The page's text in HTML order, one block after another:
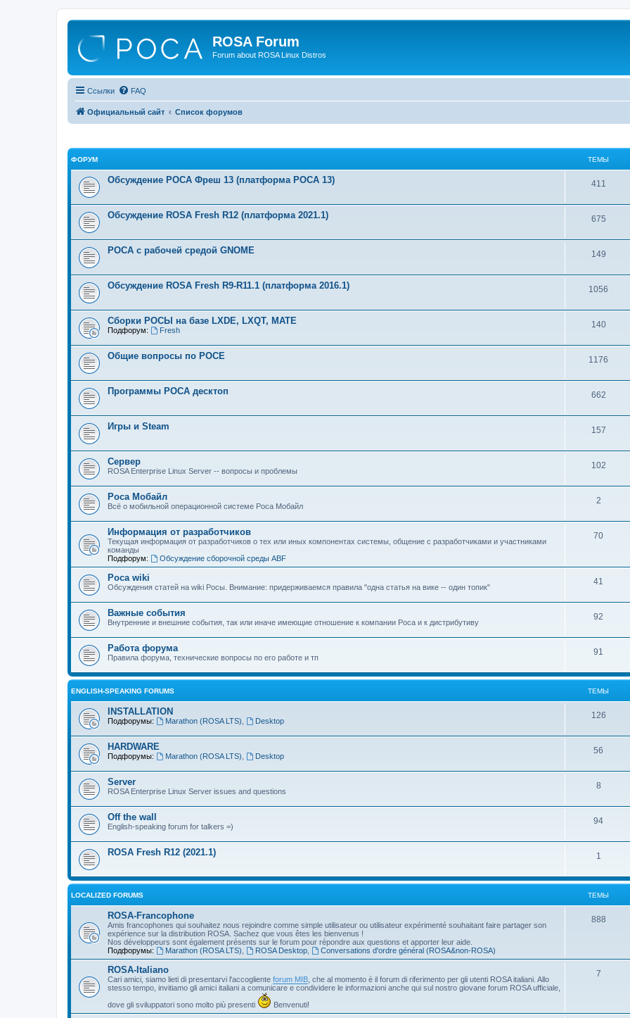
ROSA Forum
Forum about ROSA Linux Distros
Ссылки FAQ
Официальный сайт Список форумов
ФОРУМ ТЕМЫ
Обсуждение РОСА Фреш 13 (платформа РОСА 13) 411
Обсуждение ROSA Fresh R12 (платформа 2021.1) 675
РОСА с рабочей средой GNOME 149
Обсуждение ROSA Fresh R9-R11.1 (платформа 2016.1) 1056
Сборки РОСЫ на базе LXDE, LXQT, MATE
Подфорум: Fresh
140
Общие вопросы по РОСЕ 1176
Программы РОСА десктоп 662
Игры и Steam 157
Сервер
ROSA Enterprise Linux Server -- вопросы и проблемы
102
Роса Мобайл
Всё о мобильной операционной системе Роса Мобайл
2
Информация от разработчиков
Текущая информация от разработчиков о тех или иных компонентах системы, общение с разработчиками и участниками
команды
Подфорум:
Обсуждение сборочной среды ABF
70
Роса wiki
Обсуждения статей на wiki Росы. Внимание: придерживаемся правила "одна статья на вике -- один топик"
41
Важные события
Внутренние и внешние события, так или иначе имеющие отношение к компании Роса и к дистрибутиву
92
Работа форума
Правила форума, технические вопросы по его работе и тп
91
ENGLISH-SPEAKING FORUMS ТЕМЫ
INSTALLATION
Подфорумы: Marathon (ROSA LTS) Desktop
126
HARDWARE
Подфорумы: Marathon (ROSA LTS) Desktop
56
Server
ROSA Enterprise Linux Server issues and questions
8
Off the wall
English-speaking forum for talkers =)
94
ROSA Fresh R12 (2021.1) 1
LOCALIZED FORUMS ТЕМЫ
ROSA-Francophone
Amis francophones qui souhaitez nous rejoindre comme simple utilisateur ou utilisateur expérimenté souhaitant faire partager son
expérience sur la distribution ROSA. Sachez que vous êtes les bienvenus !
Nos développeurs sont également présents sur le forum pour répondre aux questions et apporter leur aide.
Подфорумы:
Marathon (ROSA LTS) ROSA Desktop, Conversations d'ordre général (ROSA&non-ROSA)
888
ROSA-Italiano
Cari amici, siamo lieti di presentarvi l'accogliente forum MIB , che al momento è il forum di riferimento per gli utenti ROSA italiani. Allo
stesso tempo, invitiamo gli amici italiani a comunicare e condividere le informazioni anche qui sul nostro giovane forum ROSA ufficiale,
dove gli sviluppatori sono molto più presenti
Benvenuti!
7